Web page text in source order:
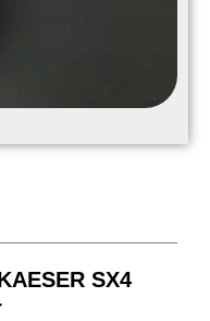
SX4